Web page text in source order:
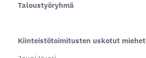
Taloustyöryhmä
Kiinteistötoimitusten uskotut miehet